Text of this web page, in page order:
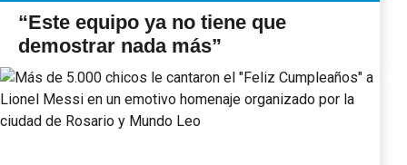
“Este equipo ya no tiene que
demostrar nada más”